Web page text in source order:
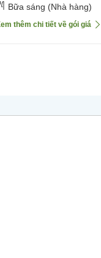
Bữa sáng (Nhà hàng)
thêm chi tiết về gói giá